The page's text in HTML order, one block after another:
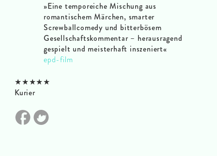
»Eine temporeiche Mischung aus
romantischem Märchen, smarter
Screwballcomedy und bitterbösem
Gesellschaftskommentar – herausragend
gespielt und meisterhaft inszeniert«
epd-film
★★★★★
Kurier